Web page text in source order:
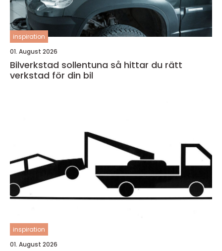
inspiration
01. August 2026
Bilverkstad sollentuna så hittar du rätt
verkstad för din bil
inspiration
01. August 2026